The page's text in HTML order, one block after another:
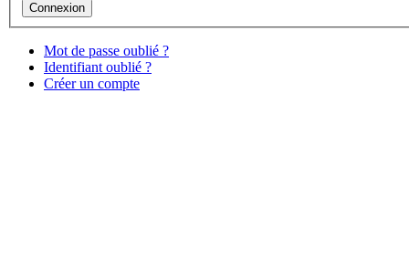
Mot de passe oublié ?
Identifiant oublié ?
Créer un compte